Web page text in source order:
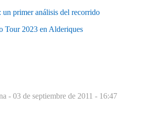
un primer análisis del recorrido
Tour 2023 en Alderiques
- 03 de septiembre de 2011 - 16:47